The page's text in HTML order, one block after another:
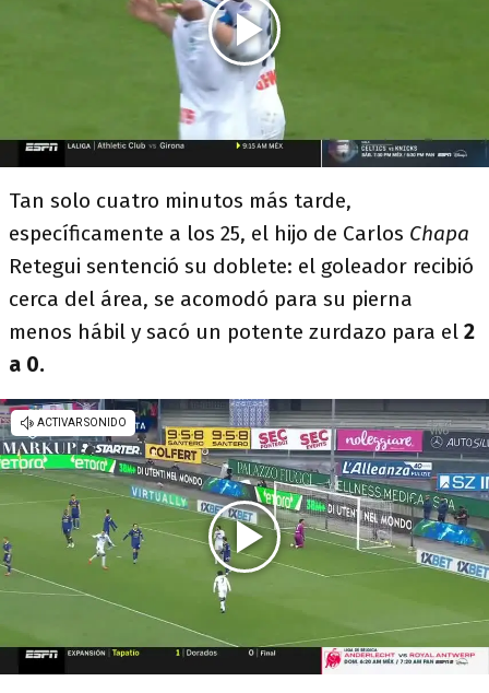
Tan solo cuatro minutos más tarde,
específicamente a los 25, el hijo de Carlos Chapa
Retegui sentenció su doblete: el goleador recibió
cerca del área, se acomodó para su pierna
menos hábil y sacó un potente zurdazo para el 2
a 0.